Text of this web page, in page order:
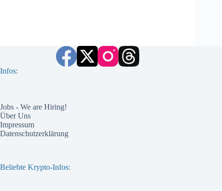
Infos:
Jobs - We are Hiring!
Über Uns
Impressum
Datenschutzerklärung
Beliebte Krypto-Infos: